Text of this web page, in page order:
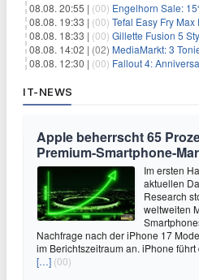
08.08. 20:55 | (00) Engelhorn Sale: 15%
08.08. 19:33 | (00) Tefal Easy Fry Max
08.08. 18:33 | (00) Gillette Fusion 5 Styler
08.08. 14:02 | (02) MediaMarkt: 3
08.08. 12:30 | (00) Fallout 4:
IT-NEWS
Apple beherrscht 65
Premium-Smartphone-
Im ersten
aktuellen
Research
weltweiten
Nachfrage nach der iPhone 17
im Berichtszeitraum an. iPhone
[…] (00)